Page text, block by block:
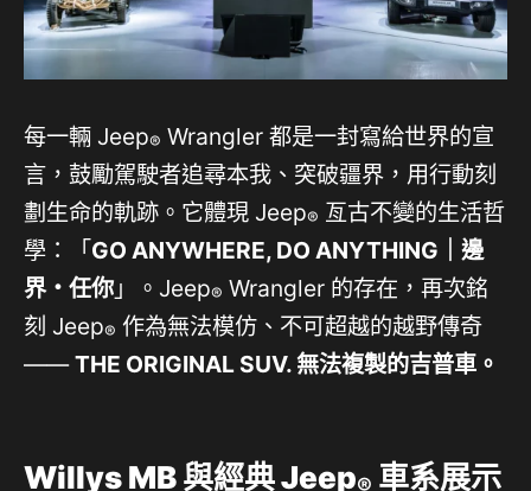
每一輛 Jeep® Wrangler 都是一封寫給世界的宣
言，鼓勵駕駛者追尋本我、突破疆界，用行動刻
劃生命的軌跡。它體現 Jeep® 亙古不變的生活哲
學：「GO ANYWHERE, DO ANYTHING｜邊
界・任你 」。Jeep® Wrangler 的存在，再次銘
刻 Jeep® 作為無法模仿、不可超越的越野傳奇
——THE ORIGINAL SUV. 無法複製的吉普車。
Willys MB與經典Jeep 車系展示